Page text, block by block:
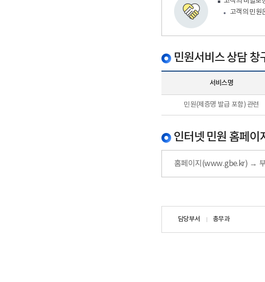
고객의 민원
민원서비스 상담 창
서비스명
민원(제증명 발급 포함) 관련
인터넷 민원 홈페이
홈페이지(www.gbe.kr) →
담당부서 총무과